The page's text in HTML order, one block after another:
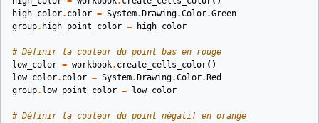
high_color. color = System. Drawing.Color.Green
group. high_point_color = high_color
# Définir la couleur du point bas en rouge
low_color = workbook. create_cells_color()
low_color. color = System. Drawing.Color. Red
group. low_point_color = low_color
# Définir la couleur du point négatif en orange